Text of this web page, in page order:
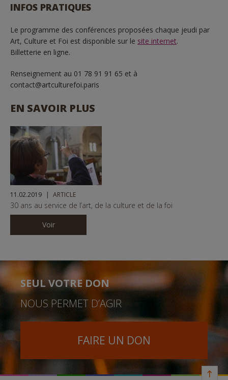
INFOS PRATIQUES
Le programme des conférences proposées chaque jeudi par
Art, Culture et Foi est disponible sur le site internet.
Billetterie en ligne.
Renseignement au 01 78 91 91 65 et à
contact@artculturefoi.paris
EN SAVOIR PLUS
11.02.2019 ARTICLE
30 ans au service de l’art, de la culture et de la foi
Voir
SEUL VOTRE DON
NOUS PERMET D’AGIR
FAIRE UN DON